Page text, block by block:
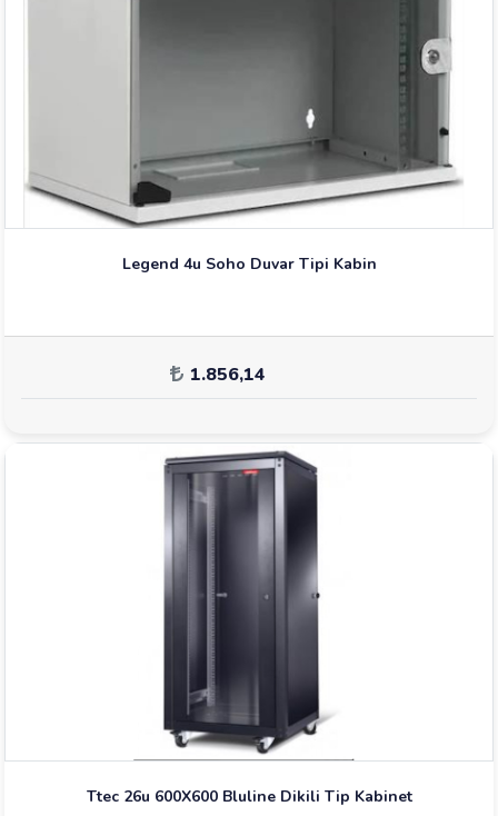
Legend 4u Soho Duvar Tipi Kabin
1.856,14
Ttec 26u 600X600 Bluline Dikili Tip Kabinet